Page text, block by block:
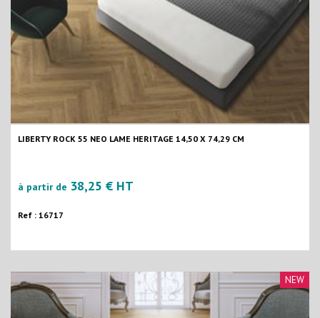
LIBERTY ROCK 55 NEO LAME HERITAGE 14,50 X 74,29 CM
à partir de 38,25 € HT
Ref : 16717
NEW